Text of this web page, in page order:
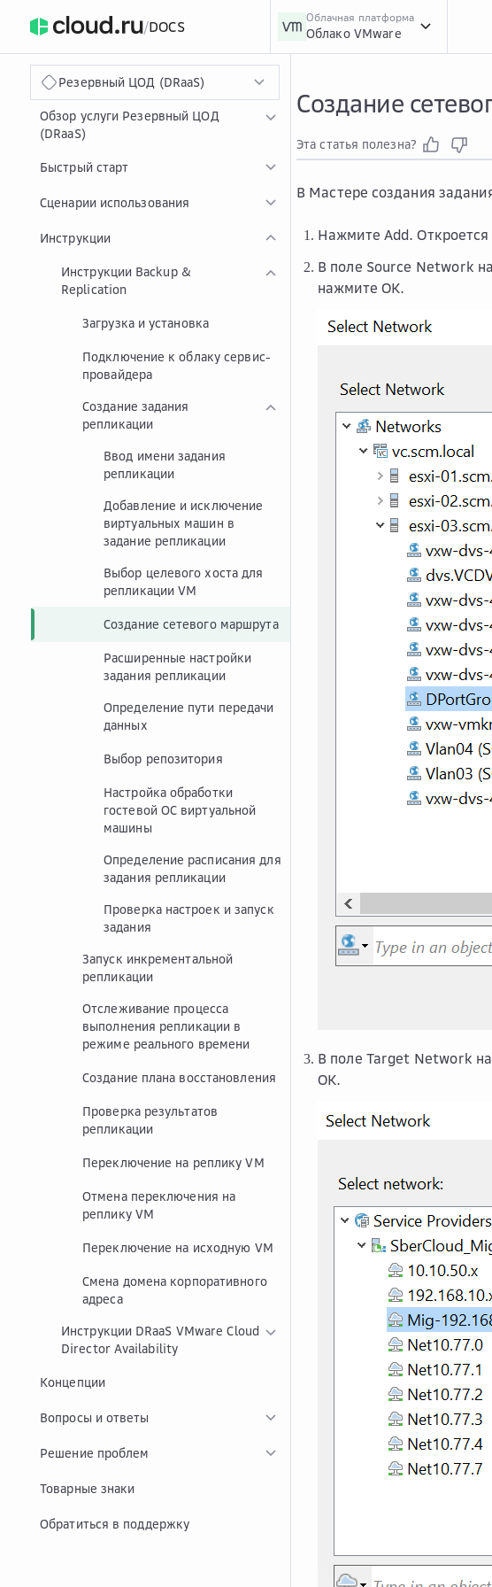
/DOCS
Облачная платформа
Облако VMware
Резервный ЦОД (DRaaS)
Обзор услуги Резервный ЦОД
(DRaaS)
Быстрый старт
Сценарии использования
Инструкции
Инструкции Backup &
Replication
Загрузка и установка
Подключение к облаку сервис-
провайдера
Создание задания
репликации
Ввод имени задания
репликации
Добавление и исключение
виртуальных машин в
задание репликации
Выбор целевого хоста для
репликации VM
Создание сетевого маршрута
Расширенные настройки
задания репликации
Определение пути передачи
данных
Выбор репозитория
Настройка обработки
гостевой ОС виртуальной
машины
Определение расписания для
задания репликации
Проверка настроек и запуск
задания
Запуск инкрементальной
репликации
Отслеживание процесса
выполнения репликации в
режиме реального времени
Создание плана восстановления
Проверка результатов
репликации
Переключение на реплику VM
Отмена переключения на
реплику VM
Переключение на исходную VM
Смена домена корпоративного
адреса
Инструкции DRaaS VMware Cloud
Director Availability
Концепции
Вопросы и ответы
Решение проблем
Товарные знаки
Обратиться в поддержку
Создание
Эта статья полезна?
В Мастере создания
Нажмите Add.
В поле Source Network
нажмите ОК.
В поле Target Network
ОК.